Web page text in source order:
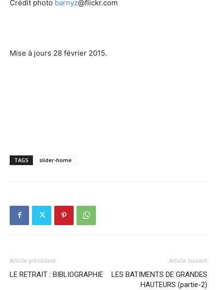
Crédit photo barnyz@flickr.com
Mise à jours 28 février 2015.
TAGS slider-home
Article précédent
LE RETRAIT : BIBLIOGRAPHIE
Article suivant
LES BATIMENTS DE GRANDES
HAUTEURS (partie-2)